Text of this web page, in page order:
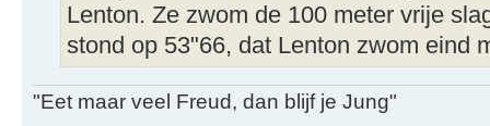
Lenton. Ze zwom de 100 meter vrije
stond op 53"66, dat Lenton zwom eind
"Eet maar veel Freud, dan blijf je Jung"